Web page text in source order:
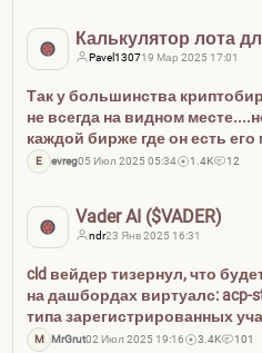
Калькулятор лота
Pavel130719 Мар 2025 17:01
Так у большинства
не всегда на видном
каждой бирже где он есть
E evreg05 Июл 2025 05:34 1.4K 12
Vader AI ($VADER)
ndr23 Янв 2025 16:31
cld вейдер тизернул, что
на дашбордах виртуалс: acp-
типа зарегистрированных
beta.virtuals.io/ — активный
M MrGrut02 Июл 2025 19:16 3.4K 101